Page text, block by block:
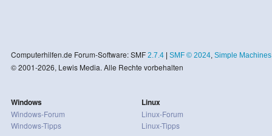
Computerhilfen.de Forum-Software: SMF 2.7.4| SMF © 2024, Simple Machines
© 2001-2026, Lewis Media. Alle Rechte vorbehalten
Windows
Windows-Forum
Windows-Tipps
Linux
Linux-Forum
Linux-Tipps